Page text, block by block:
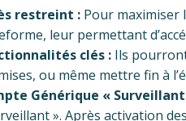
restreint : Pour maximiser
leur permettant
clés : Ils
ou même mettre fin à
Générique «
». Après activation